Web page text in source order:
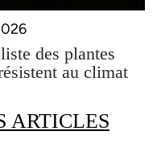
des plantes
au climat
ARTICLES